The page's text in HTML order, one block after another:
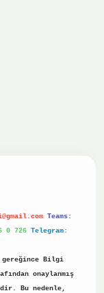
Teams:
0 726 Telegram:
gereğince Bilgi
onaylanmış
Bu nedenle,